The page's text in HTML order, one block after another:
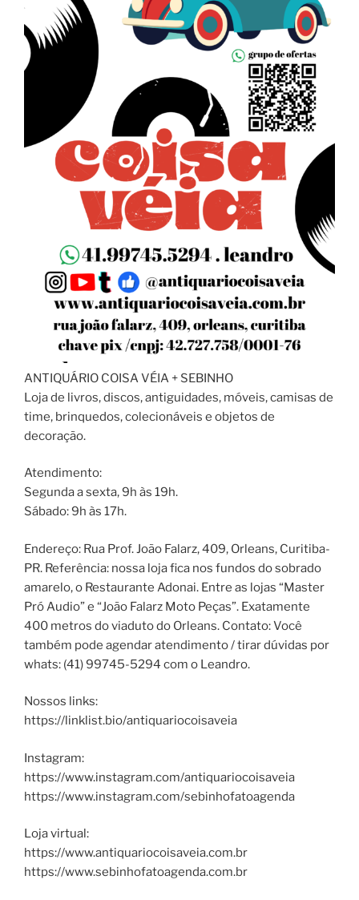
ANTIQUÁRIO COISA VÉIA + SEBINHO
Loja de livros, discos, antiguidades, móveis, camisas de
time, brinquedos, colecionáveis e objetos de
decoração.
Atendimento:
Segunda a sexta, 9h às 19h.
Sábado: 9h às 17h.
Endereço: Rua Prof. João Falarz, 409, Orleans, Curitiba-
PR. Referência: nossa loja fica nos fundos do sobrado
amarelo, o Restaurante Adonai. Entre as lojas “Master
Pró Audio” e “João Falarz Moto Peças”. Exatamente
400 metros do viaduto do Orleans. Contato: Você
também pode agendar atendimento / tirar dúvidas por
whats: (41) 99745-5294 com o Leandro.
Nossos links:
https://linklist.bio/antiquariocoisaveia
Instagram:
https://www.instagram.com/antiquariocoisaveia
https://www.instagram.com/sebinhofatoagenda
Loja virtual:
https://www.antiquariocoisaveia.com.br
https://www.sebinhofatoagenda.com.br